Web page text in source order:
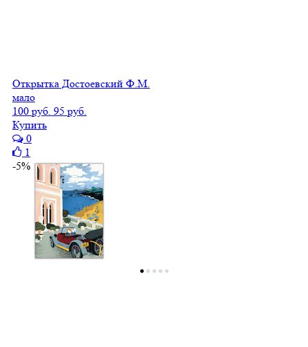
Открытка Достоевский Ф.М.
мало
100 руб. 95 руб.
Купить
0
1
-5%